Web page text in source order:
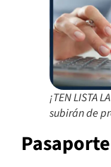
¡TEN LISTA
subirán de
Pasaporte